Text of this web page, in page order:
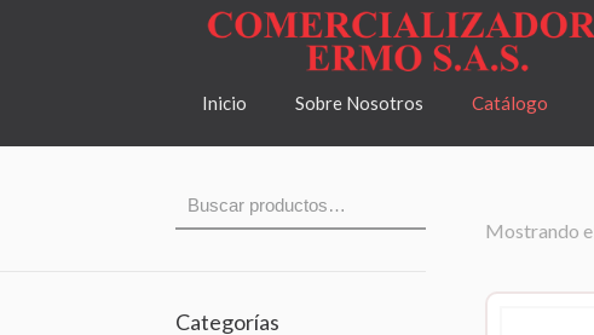
Inicio Sobre Nosotros Catálogo
Mostrando
Categorías